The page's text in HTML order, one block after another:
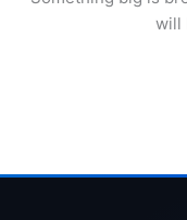
will